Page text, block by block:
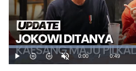
Mainkan
Suara
Hidup
Waktu
0:00 / Durasi
0:49
Dimuat:
100.00%